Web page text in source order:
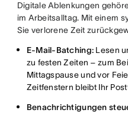
Digitale Ablenkungen
im Arbeitsalltag. Mit einem
Sie verlorene Zeit
E-Mail-Batching: Lesen
zu festen Zeiten – zum
Mittagspause und vor
Zeitfenstern bleibt Ihr
Benachrichtigungen